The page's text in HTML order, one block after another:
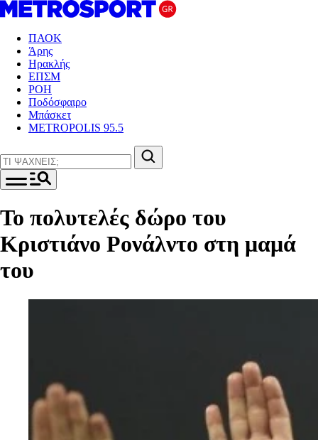
ΠΑΟΚ
Άρης
Ηρακλής
ΕΠΣΜ
ΡΟΗ
Ποδόσφαιρο
Μπάσκετ
METROPOLIS 95.5
Το πολυτελές δώρο του
Κριστιάνο Ρονάλντο στη μαμά
του